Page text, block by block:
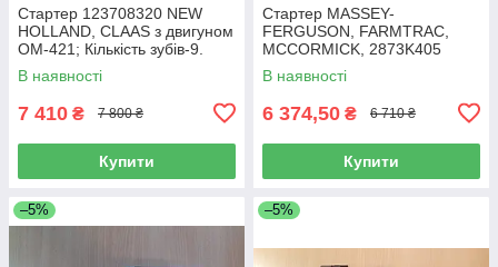
Cтартер 123708320 NEW
HOLLAND, СLAAS з двигуном
ОМ-421; Кількість зубів-9.
Напруга: 12В. Потужність: 4,2
кВт (Melstarter)
В наявності
7 410 ₴ 7 800 ₴
Купити
Стартер MASSEY-
FERGUSON, FARMTRAC,
MCCORMICK, 2873K405
(PERKINS), 12В 3КВТ 10Z
В наявності
6 374,50 ₴ 6 710 ₴
Купити
–5% –5%